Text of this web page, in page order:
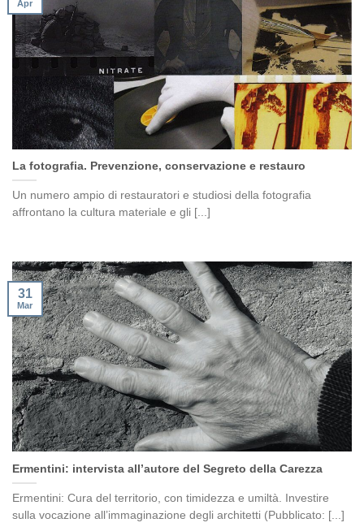
La fotografia. Prevenzione, conservazione e restauro
Un numero ampio di restauratori e studiosi della fotografia
affrontano la cultura materiale e gli [...]
Apr
Ermentini: intervista all’autore del Segreto della Carezza
Ermentini: Cura del territorio, con timidezza e umiltà. Investire
sulla vocazione all’immaginazione degli architetti (Pubblicato: [...]
31
Mar